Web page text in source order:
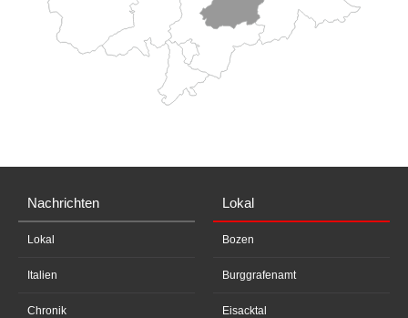
Nachrichten
Lokal
Italien
Chronik
Lokal
Bozen
Burggrafenamt
Eisacktal